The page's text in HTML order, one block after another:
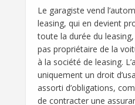
Le garagiste vend
leasing, qui en devient
toute la durée du leasing,
pas propriétaire de la
à la société de leasing.
uniquement un droit
assorti d’obligations,
de contracter une